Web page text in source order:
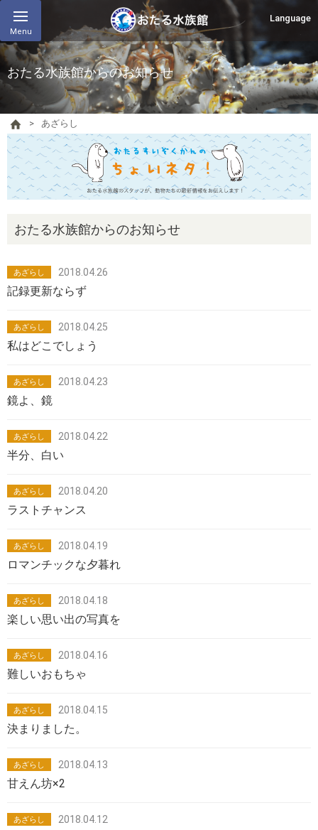
Menu
Language
おたる水族館からのお知らせ
あざらし
おたる水族館からのお知らせ
あざらし 2018.04.26
記録更新ならず
あざらし 2018.04.25
私はどこでしょう
あざらし 2018.04.23
鏡よ、鏡
あざらし 2018.04.22
半分、白い
あざらし 2018.04.20
ラストチャンス
あざらし 2018.04.19
ロマンチックな夕暮れ
あざらし 2018.04.18
楽しい思い出の写真を
あざらし 2018.04.16
難しいおもちゃ
あざらし 2018.04.15
決まりました。
あざらし 2018.04.13
甘えん坊×2
あざらし 2018.04.12